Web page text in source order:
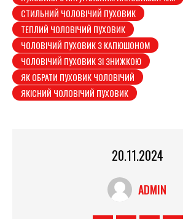
СТИЛЬНИЙ ЧОЛОВІЧИЙ ПУХОВИК
ТЕПЛИЙ ЧОЛОВІЧИЙ ПУХОВИК
ЧОЛОВІЧИЙ ПУХОВИК З КАПЮШОНОМ
ЧОЛОВІЧИЙ ПУХОВИК ЗІ ЗНИЖКОЮ
ЯК ОБРАТИ ПУХОВИК ЧОЛОВІЧИЙ
ЯКІСНИЙ ЧОЛОВІЧИЙ ПУХОВИК
20.11.2024
ADMIN